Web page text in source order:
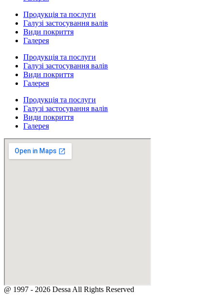
Продукція та послуги
Галузі застосування валів
Види покриття
Галерея
Продукція та послуги
Галузі застосування валів
Види покриття
Галерея
Продукція та послуги
Галузі застосування валів
Види покриття
Галерея
@ 1997 - 2026 Dessa All Rights Reserved